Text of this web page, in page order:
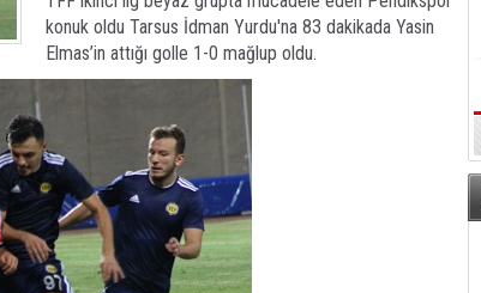
konuk oldu Tarsus İdman Yurdu'na 83 dakikada Yasin
Elmas’in attığı golle 1-0 mağlup oldu.